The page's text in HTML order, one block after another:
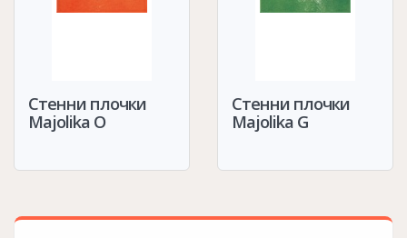
Стенни плочки
Majolika O
Стенни плочки
Majolika G